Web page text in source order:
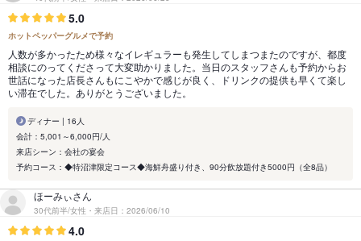
5.0
ホットペッパーグルメで予約
人数が多かったため様々なイレギュラーも発生してしまつまたのですが、都度
相談にのってくださって大変助かりました。当日のスタッフさんも予約からお
世話になった店長さんもにこやかで感じが良く、ドリンクの提供も早くて楽し
い滞在でした。ありがとうございました。
ディナー | 16人
会計：5,001～6,000円/人
来店シーン：会社の宴会
予約コース：◆特沼津限定コース◆海鮮舟盛り付き、90分飲放題付き5000円（全8品）
ほーみぃさん
30代前半/女性・来店日：2026/06/10
4.0